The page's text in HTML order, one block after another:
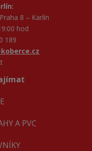
8 – Karlín
hod
189
A PVC